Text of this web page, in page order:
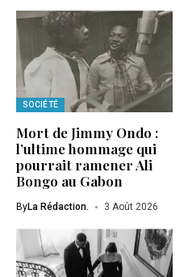
SOCIÉTÉ
Mort de Jimmy Ondo :
l’ultime hommage qui
pourrait ramener Ali
Bongo au Gabon
ByLa Rédaction. 3 Août 2026